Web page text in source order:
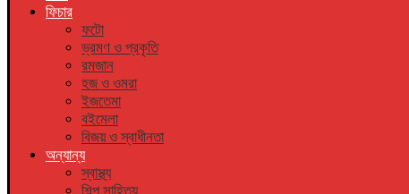
ফিচার
ফটো
ভ্রমণ ও প্রকৃতি
রমজান
হজ ও ওমরা
ইজতেমা
বইমেলা
বিজয় ও স্বাধীনতা
অন্যান্য
স্বাস্থ্য